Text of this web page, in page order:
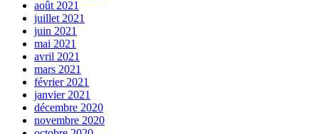
août 2021
juillet 2021
juin 2021
mai 2021
avril 2021
mars 2021
février 2021
janvier 2021
décembre 2020
novembre 2020